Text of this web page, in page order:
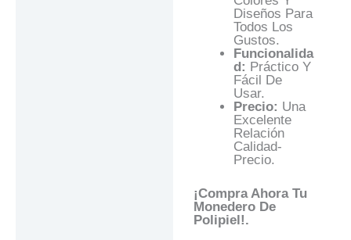
Diseños Para
Todos Los
Gustos.
Funcionalida
D: Práctico Y
Fácil De
Usar.
Precio: Una
Excelente
Relación
Calidad-
Precio.
¡Compra Ahora Tu
Monedero De
Polipiel!.